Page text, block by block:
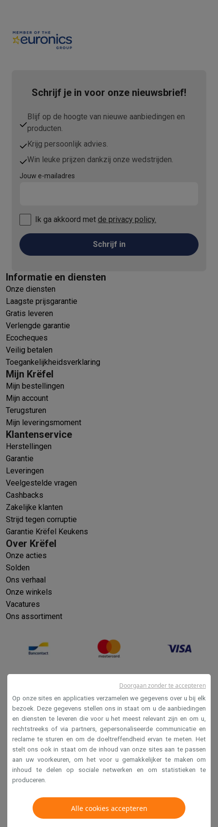
Schrijf je in voor onze nieuwsbrief!
Blijf op de hoogte van nieuwe aanbiedingen en
producten.
Krijg persoonlijk advies.
Win leuke prijzen dankzij onze wedstrijden.
Jouw e-mailadres
Ik ga akkoord met de privacy policy.
Schrijf in
Informatie en diensten
Onze diensten
Laagste prijsgarantie
Gratis leveren
Verlengde garantie
Ecocheques
Veilig betalen
Toegankelijkheidsverklaring
Mijn Krëfel
Mijn bestellingen
Mijn account
Terugsturen
Mijn leveringsmoment
Klantenservice
Herstellingen
Garantie
Leveringen
Veelgestelde vragen
Cashbacks
Zakelijke klanten
Strijd tegen corruptie
Garantie Krëfel Keukens
Over Krëfel
Onze acties
Solden
Ons verhaal
Onze winkels
Vacatures
Ons assortiment
Verkoopsvoorwaarden
Privacy
Disclaimer
Cookies
Krëfel NV - Steenstraat 44 - Industriezone 4 "T Sas",
1851 Humbeek, België
Op onze sites en applicaties verzamelen we gegevens over u bij elk
bezoek. Deze gegevens stellen ons in staat om u de aanbiedingen
en diensten te leveren die voor u het meest relevant zijn en om u,
rechtstreeks of via partners, gepersonaliseerde communicatie en
reclame te sturen en om de doeltreffendheid ervan te meten. Het
stelt ons ook in staat om de inhoud van onze sites aan te passen
aan uw voorkeuren, om het voor u gemakkelijker te maken om
inhoud te delen op sociale netwerken en om statistieken te
produceren.
Alle cookies accepteren
Doorgaan zonder te accepteren